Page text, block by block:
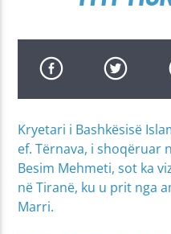
Kryetari i Bashkësisë
ef. Tërnava, i shoqëruar
Besim Mehmeti, sot ka
në Tiranë, ku u prit nga
Marri.